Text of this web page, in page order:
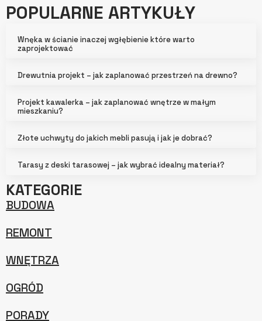
POPULARNE ARTYKUŁY
Wnęka w ścianie inaczej wgłębienie które warto
zaprojektować
Drewutnia projekt – jak zaplanować przestrzeń na drewno?
Projekt kawalerka – jak zaplanować wnętrze w małym
mieszkaniu?
Złote uchwyty do jakich mebli pasują i jak je dobrać?
Tarasy z deski tarasowej – jak wybrać idealny materiał?
KATEGORIE
BUDOWA
REMONT
WNĘTRZA
OGRÓD
PORADY